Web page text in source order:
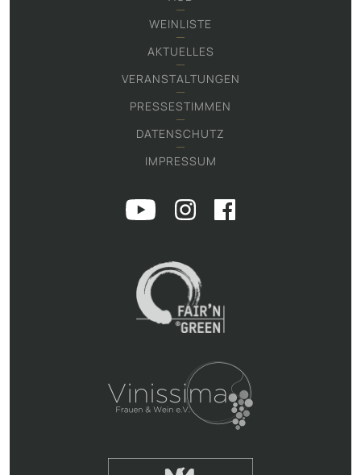
WEINLISTE
AKTUELLES
VERANSTALTUNGEN
PRESSESTIMMEN
DATENSCHUTZ
IMPRESSUM